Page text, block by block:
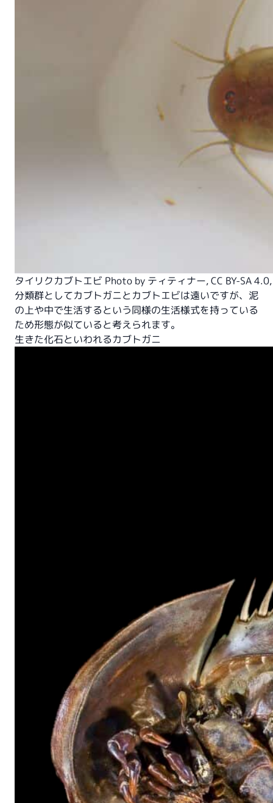
タイリクカブトエビ Photo by ティティナー,CC BY-SA 4.0
分類群としてカブトガニとカブトエビは遠いですが、泥
の上や中で生活するという同様の生活様式を持っている
ため形態が似ていると考えられます。
生きた化石といわれるカブトガニ